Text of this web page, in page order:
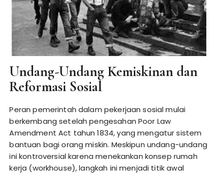
Undang-Undang Kemiskinan dan
Reformasi Sosial
Peran pemerintah dalam pekerjaan sosial mulai
berkembang setelah pengesahan Poor Law
Amendment Act tahun 1834, yang mengatur sistem
bantuan bagi orang miskin. Meskipun undang-undang
ini kontroversial karena menekankan konsep rumah
kerja (workhouse), langkah ini menjadi titik awal